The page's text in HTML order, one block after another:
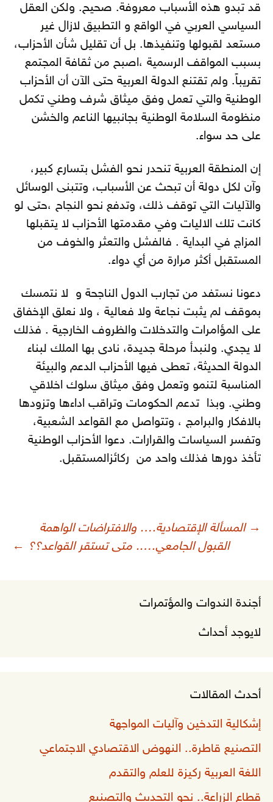
قد تبدو هذه الأسباب معروفة. صحيح. ولكن العقل
السياسي العربي في الواقع و التطبيق لازال غير
مستعد لقبولها وتنفيذها. بل أن تقليل شأن الأحزاب،
بسبب المواقف الرسمية ،اصبح من ثقافة المجتمع
تقريباً. ولم تقتنع الدولة العربية حتى الآن أن الأحزاب
الوطنية والتي تعمل وفق ميثاق شرف وطني تكمل
منظومة السلامة الوطنية بجانبيها الناعم والخشن
على حد سواء.
إن المنطقة العربية تنحدر نحو الفشل بتسارع كبير،
وآن لكل دولة أن تبحث عن الأسباب، وتتبنى الوسائل
والآليات التي توقف ذلك، وتدفع نحو النجاح ،حتى لو
كانت تلك الاليات وفي مقدمتها الأحزاب لا يتقبلها
المزاج في البداية . فالفشل والتعثر والخوف من
المستقبل أكثر مرارة من أي دواء.
دعونا نستفد من تجارب الدول الناجحة و لا نتمسك
بموقف لم يثبت نجاعة ولا فعالية ، ولا نعلق الإخفاق
على المؤامرات والتدخلات والظروف الخارجية . فذلك
لا يجدي. ولنبدأ مرحلة جديدة، نادى بها الملك لبناء
الدولة الحديثة، تعطى فيها الأحزاب الدعم والبيئة
المناسبة لتنمو وتعمل وفق ميثاق سلوك اخلاقي
وطني. وبذا تدعم الحكومات وتراقب اداءها وتزودها
بالافكار والبرامج ، وتتواصل مع القواعد الشعبية،
وتفسر السياسات والقرارات. دعوا الأحزاب الوطنية
تأخذ دورها فذلك واحد من ركائزالمستقبل.
تصفّح
→ المسألة الإقتصادية…. والافتراضات الواهمة
القبول الجامعي….. متى تستقر القواعد؟؟ ←
أجندة الندوات والمؤتمرات
لايوجد أحداث
أحدث المقالات
إشكالية التدخين وآليات المواجهة
التصنيع قاطرة.. النهوض الاقتصادي الاجتماعي
اللغة العربية ركيزة للعلم والتقدم
قطاع الزراعة.. نحو التحديث والتصنيع